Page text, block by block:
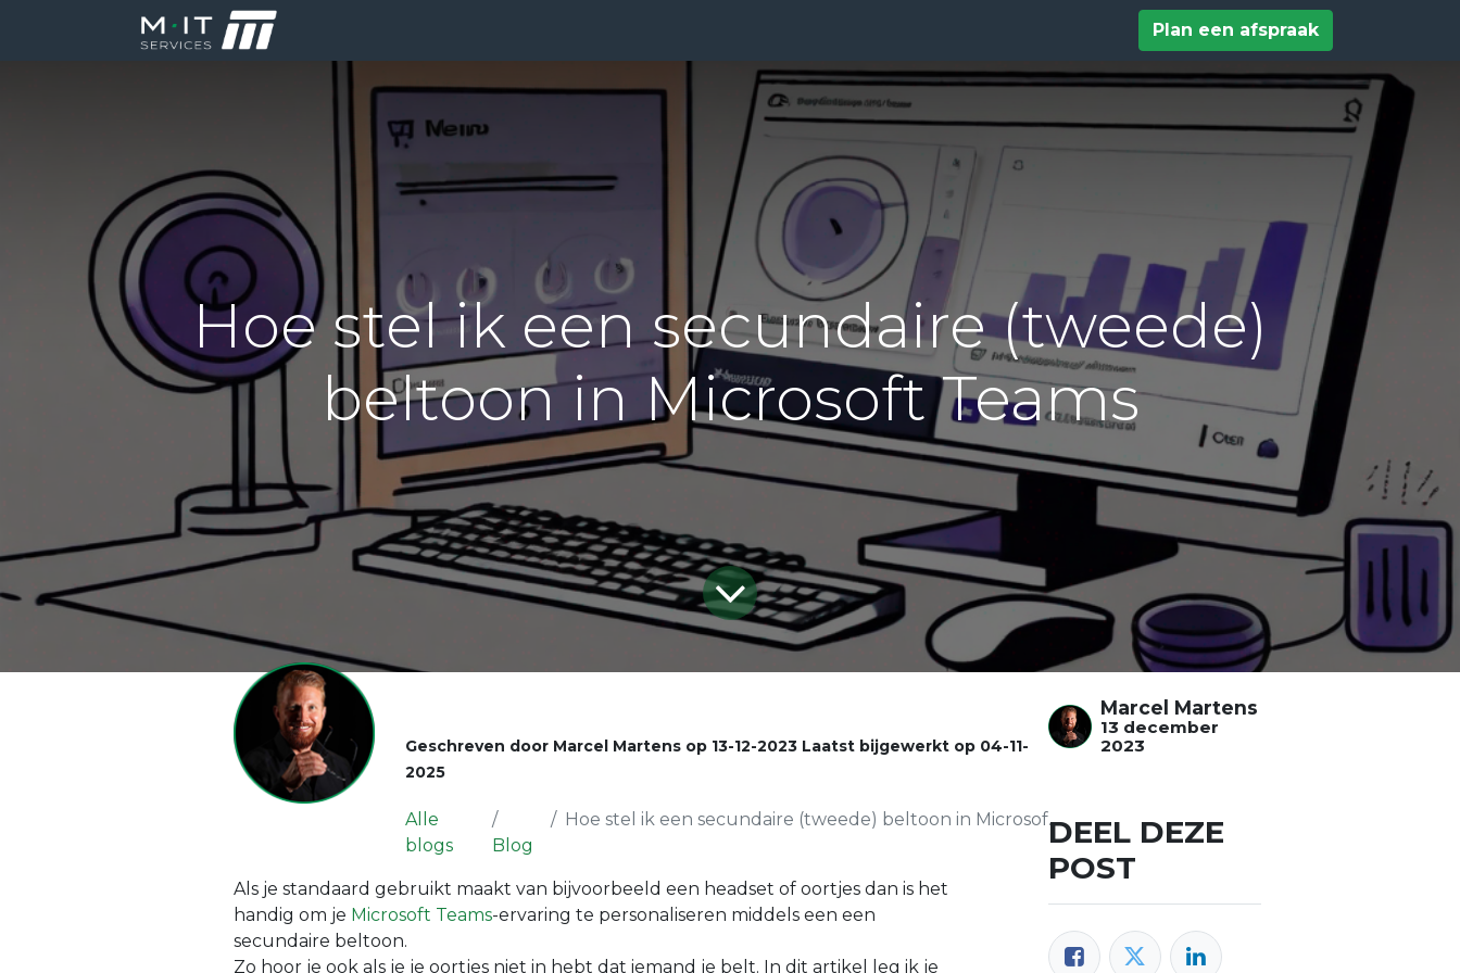
Plan een afspraak
Hoe stel ik een secundaire (tweede)
beltoon in Microsoft Teams
Geschreven door Marcel Martens op 13-12-2023 Laatst bijgewerkt op 04-11-
2025
Alle
blogs
Blog
Hoe stel ik een secundaire (tweede) beltoon in Microsoft Teams
Als je standaard gebruikt maakt van bijvoorbeeld een headset of oortjes dan is het
handig om je Microsoft Teams-ervaring te personaliseren middels een een
secundaire beltoon.
Zo hoor je ook als je je oortjes niet in hebt dat iemand je belt. In dit artikel leg ik je
Marcel Martens
13 december
2023
DEEL DEZE
POST